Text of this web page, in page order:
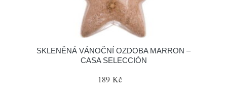
SKLENĚNÁ VÁNOČNÍ OZDOBA MARRON –
CASA SELECCIÓN
189 Kč